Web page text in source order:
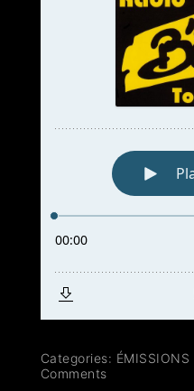
Categories: ÉMISSIONS
Comments